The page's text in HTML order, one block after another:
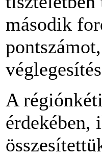
második
A
érdekében,